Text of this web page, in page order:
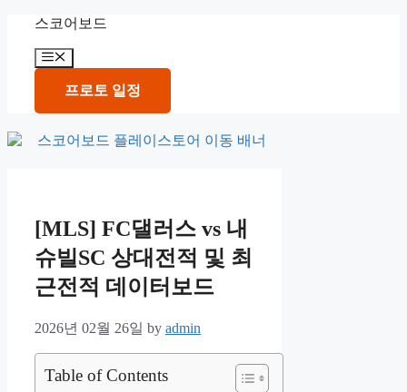
content
스코어보드
Menu
프로토 일정
[MLS] FC댈러스 vs 내
슈빌SC 상대전적 및 최
근전적 데이터보드
2026년 02월 26일 by admin
Table of Contents